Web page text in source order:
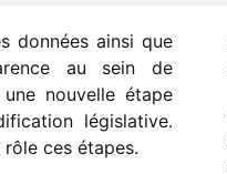
données ainsi que
au sein de
une nouvelle étape
légis­la­tive.
ces étapes.